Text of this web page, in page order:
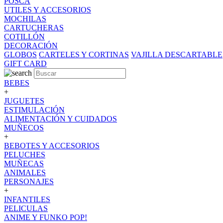
UTILES Y ACCESORIOS
MOCHILAS
CARTUCHERAS
COTILLÓN
DECORACIÓN
GLOBOS CARTELES Y CORTINAS VAJILLA DESCARTABLE
GIFT CARD
BEBES
+
JUGUETES
ESTIMULACIÓN
ALIMENTACIÓN Y CUIDADOS
MUÑECOS
+
BEBOTES Y ACCESORIOS
PELUCHES
MUÑECAS
ANIMALES
PERSONAJES
+
INFANTILES
PELICULAS
ANIME Y FUNKO POP!